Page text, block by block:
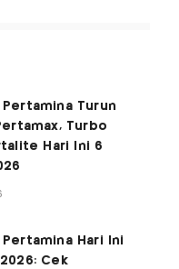
Pertamina Turun
Turbo
Hari Ini 6
Pertamina Hari Ini
Cek